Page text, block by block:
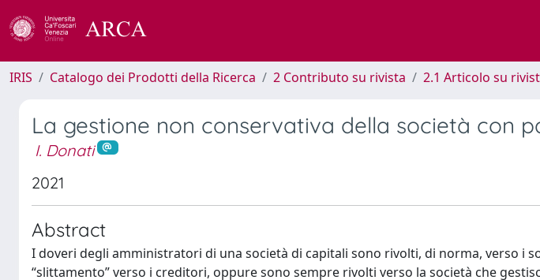
IRIS Catalogo dei Prodotti della Ricerca 2 Contributo su rivista 2.1 Articolo su
La gestione non conservativa della società con
I. Donati
2021
Abstract
I doveri degli amministratori di una società di capitali sono rivolti, di norma, verso i
“slittamento” verso i creditori, oppure sono sempre rivolti verso la società che